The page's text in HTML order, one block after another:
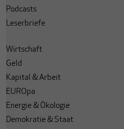
Podcasts
Leserbriefe
Wirtschaft
Geld
Kapital & Arbeit
EUROpa
Energie & Ökologie
Demokratie & Staat